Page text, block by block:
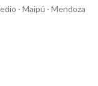
· Maipú · Mendoza